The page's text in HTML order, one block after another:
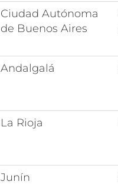
Ciudad Autónoma
de Buenos Aires
Andalgalá
La Rioja
Junín